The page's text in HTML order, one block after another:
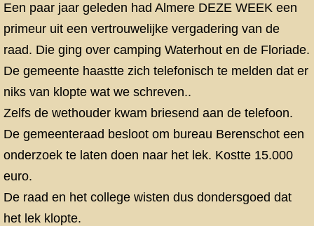
Een paar jaar geleden had Almere DEZE WEEK een
primeur uit een vertrouwelijke vergadering van de
raad. Die ging over camping Waterhout en de Floriade.
De gemeente haastte zich telefonisch te melden dat er
niks van klopte wat we schreven..
Zelfs de wethouder kwam briesend aan de telefoon.
De gemeenteraad besloot om bureau Berenschot een
onderzoek te laten doen naar het lek. Kostte 15.000
euro.
De raad en het college wisten dus dondersgoed dat
het lek klopte.